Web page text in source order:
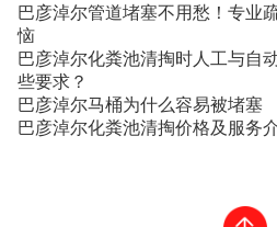
巴彦淖尔管道堵塞不用愁！专业
恼
巴彦淖尔化粪池清掏时人工与自
些要求？
巴彦淖尔马桶为什么容易被堵塞
巴彦淖尔化粪池清掏价格及服务